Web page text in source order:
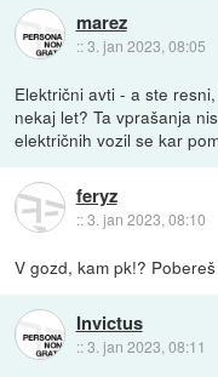
marez
::3. jan 2023, 08:05
Električni avti - a ste
nekaj let? Ta vprašanja
električnih vozil se kar
feryz
::3. jan 2023, 08:10
V gozd, kam pk!?
Invictus
::3. jan 2023, 08:11